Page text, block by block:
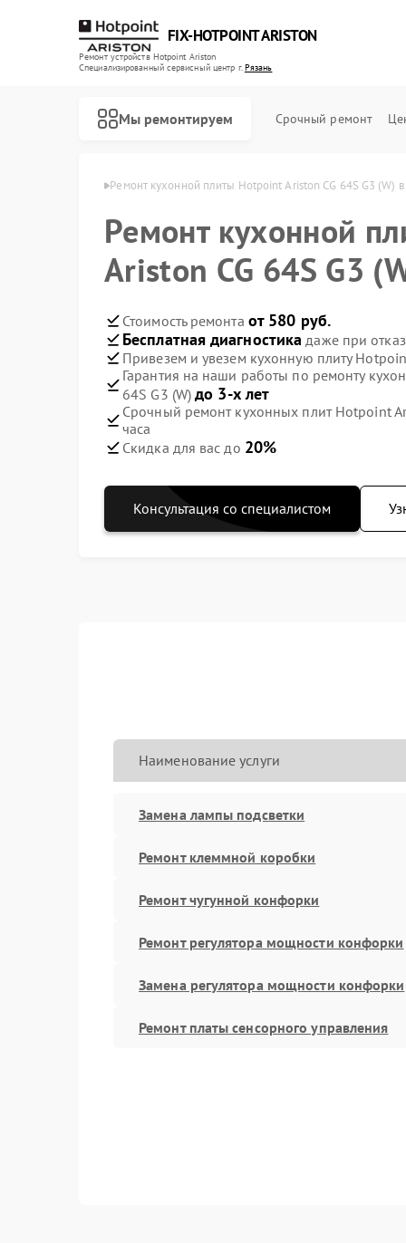
FIX-HOTPOINT ARISTON
Ремонт устройств Hotpoint Ariston
Специализированный cервисный центр г.Рязань
Мы ремонтируем Срочный ремонт
Ariston в Рязани Ремонт кухонной плиты Hotpoint Ariston CG 64S G3 (W) в
Ремонт кухонной
Ariston CG 64S G3
Стоимость ремонта от 580 руб.
Бесплатная диагностика даже при
Привезем и увезем кухонную плиту
Гарантия на наши работы по ремонту
64S G3 (W)до 3-х лет
Срочный ремонт кухонных плит Hotpoint
часа
Скидка для вас до 20%
Консультация со специалистом
Наименование услуги
Замена лампы подсветки
Ремонт клеммной коробки
Ремонт чугунной конфорки
Ремонт регулятора мощности конфорки
Замена регулятора мощности конфорки
Ремонт платы сенсорного управления